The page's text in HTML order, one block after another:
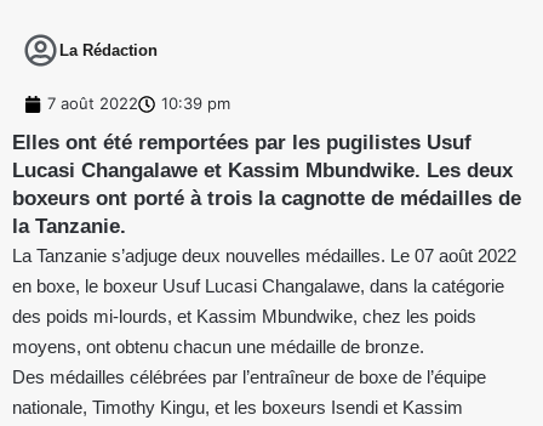
La Rédaction
7 août 2022 10:39 pm
Elles ont été remportées par les pugilistes Usuf
Lucasi Changalawe et Kassim Mbundwike. Les deux
boxeurs ont porté à trois la cagnotte de médailles de
la Tanzanie.
La Tanzanie s’adjuge deux nouvelles médailles. Le 07 août 2022
en boxe, le boxeur Usuf Lucasi Changalawe, dans la catégorie
des poids mi-lourds, et Kassim Mbundwike, chez les poids
moyens, ont obtenu chacun une médaille de bronze.
Des médailles célébrées par l’entraîneur de boxe de l’équipe
nationale, Timothy Kingu, et les boxeurs Isendi et Kassim